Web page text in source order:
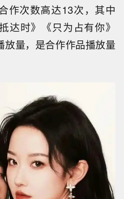
作次数高达13次，其中
达时》《只为占有你》
放量，是合作作品播放量